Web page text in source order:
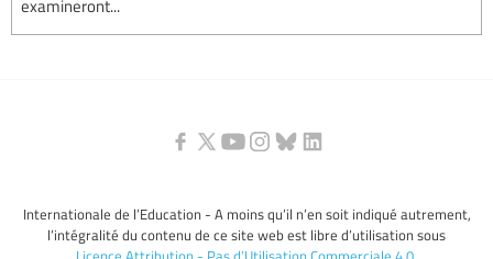
examineront...
Internationale de l’Education - A moins qu’il n’en soit indiqué autrement,
l’intégralité du contenu de ce site web est libre d’utilisation sous